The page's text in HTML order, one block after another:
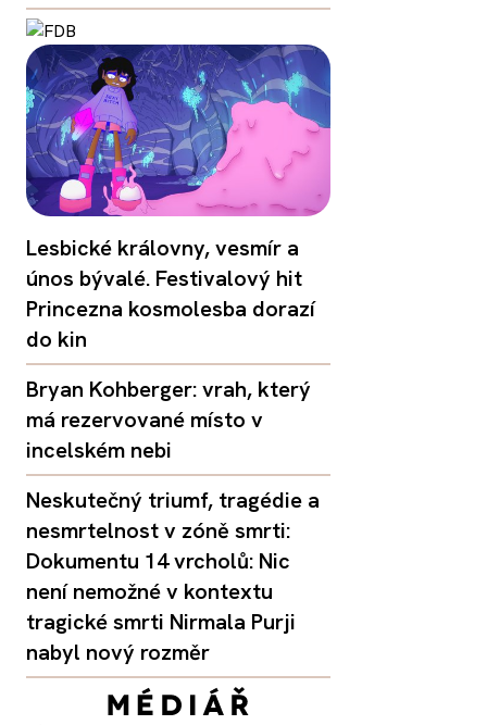
Lesbické královny, vesmír a
únos bývalé. Festivalový hit
Princezna kosmolesba dorazí
do kin
Bryan Kohberger: vrah, který
má rezervované místo v
incelském nebi
Neskutečný triumf, tragédie a
nesmrtelnost v zóně smrti:
Dokumentu 14 vrcholů: Nic
není nemožné v kontextu
tragické smrti Nirmala Purji
nabyl nový rozměr